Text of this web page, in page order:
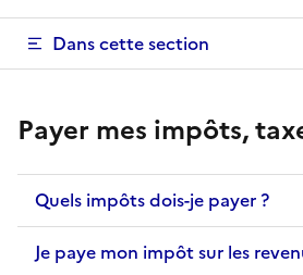
Dans cette section
Payer mes impôts,
Quels impôts dois-je payer ?
Je paye mon impôt sur les